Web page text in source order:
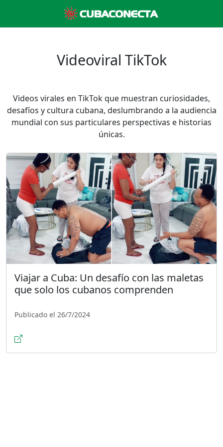
Videoviral TikTok
Videos virales en TikTok que muestran curiosidades,
desafíos y cultura cubana, deslumbrando a la audiencia
mundial con sus particulares perspectivas e historias
únicas.
Viajar a Cuba: Un desafío con las maletas
que solo los cubanos comprenden
Publicado el 26/7/2024